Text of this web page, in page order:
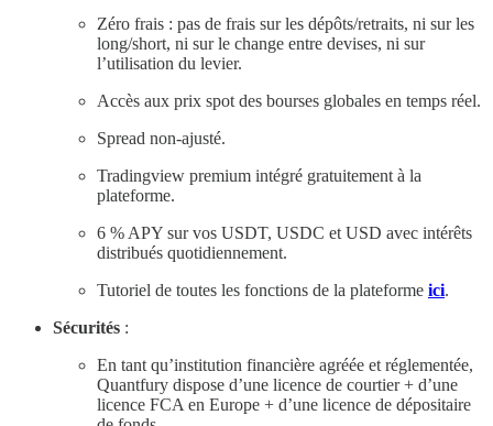
Zéro frais : pas de frais sur les dépôts/retraits, ni sur les
long/short, ni sur le change entre devises, ni sur
l’utilisation du levier.
Accès aux prix spot des bourses globales en temps réel.
Spread non-ajusté.
Tradingview premium intégré gratuitement à la
plateforme.
6 % APY sur vos USDT, USDC et USD avec intérêts
distribués quotidiennement.
Tutoriel de toutes les fonctions de la plateforme ici.
Sécurités :
En tant qu’institution financière agréée et réglementée,
Quantfury dispose d’une licence de courtier + d’une
licence FCA en Europe + d’une licence de dépositaire